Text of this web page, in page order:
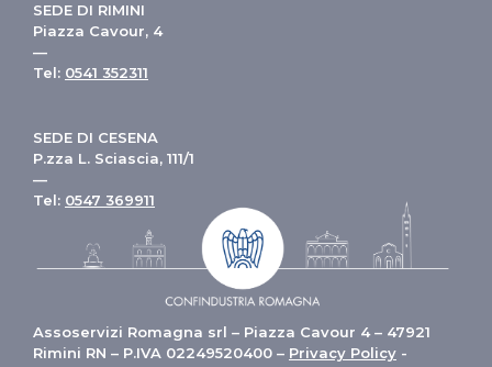
SEDE DI RIMINI
Piazza Cavour, 4
—
Tel: 0541 352311
SEDE DI CESENA
P.zza L. Sciascia, 111/1
—
Tel: 0547 369911
Assoservizi Romagna srl – Piazza Cavour 4 – 47921
Rimini RN – P.IVA 02249520400 – Privacy Policy -